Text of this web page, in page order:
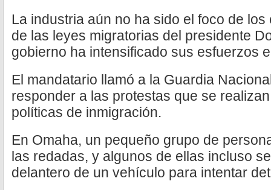
La industria aún no ha sido el foco de
de las leyes migratorias del presidente
gobierno ha intensificado sus esfuerzos
El mandatario llamó a la Guardia
responder a las protestas que se
políticas de inmigración.
En Omaha, un pequeño grupo de
las redadas, y algunos de ellas incluso
delantero de un vehículo para intentar